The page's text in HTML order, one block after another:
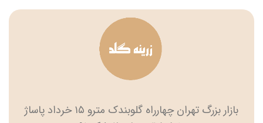
بازار بزرگ تهران چهارراه گلوبندک مترو ۱۵ خرداد پاساژ